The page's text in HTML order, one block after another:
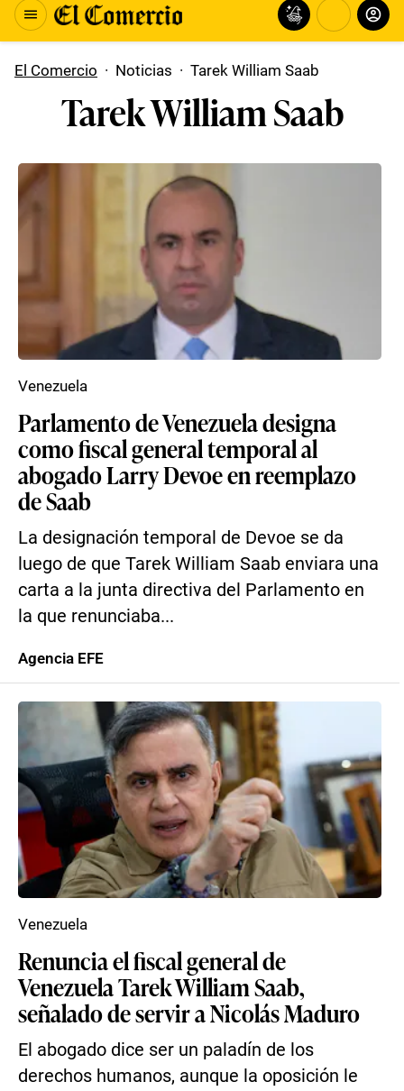
El Comercio · Noticias · Tarek William Saab
Tarek William Saab
Parlamento de Venezuela designa
como fiscal general temporal al
abogado Larry Devoe en reemplazo
de Saab
La designación temporal de Devoe se da
luego de que Tarek William Saab enviara una
carta a la junta directiva del Parlamento en
la que renunciaba...
Venezuela
Agencia EFE
Renuncia el fiscal general de
Venezuela Tarek William Saab,
señalado de servir a Nicolás Maduro
El abogado dice ser un paladín de los
derechos humanos, aunque la oposición le
Venezuela